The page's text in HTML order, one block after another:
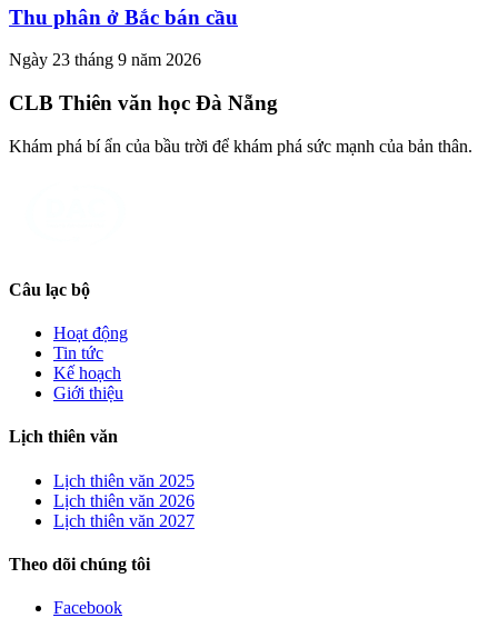
Thu phân ở Bắc bán cầu
Ngày 23 tháng 9 năm 2026
CLB Thiên văn học Đà Nẵng
Khám phá bí ẩn của bầu trời để khám phá sức mạnh của bản thân.
Câu lạc bộ
Hoạt động
Tin tức
Kế hoạch
Giới thiệu
Lịch thiên văn
Lịch thiên văn 2025
Lịch thiên văn 2026
Lịch thiên văn 2027
Theo dõi chúng tôi
Facebook